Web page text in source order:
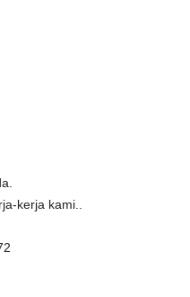
kerja kami..